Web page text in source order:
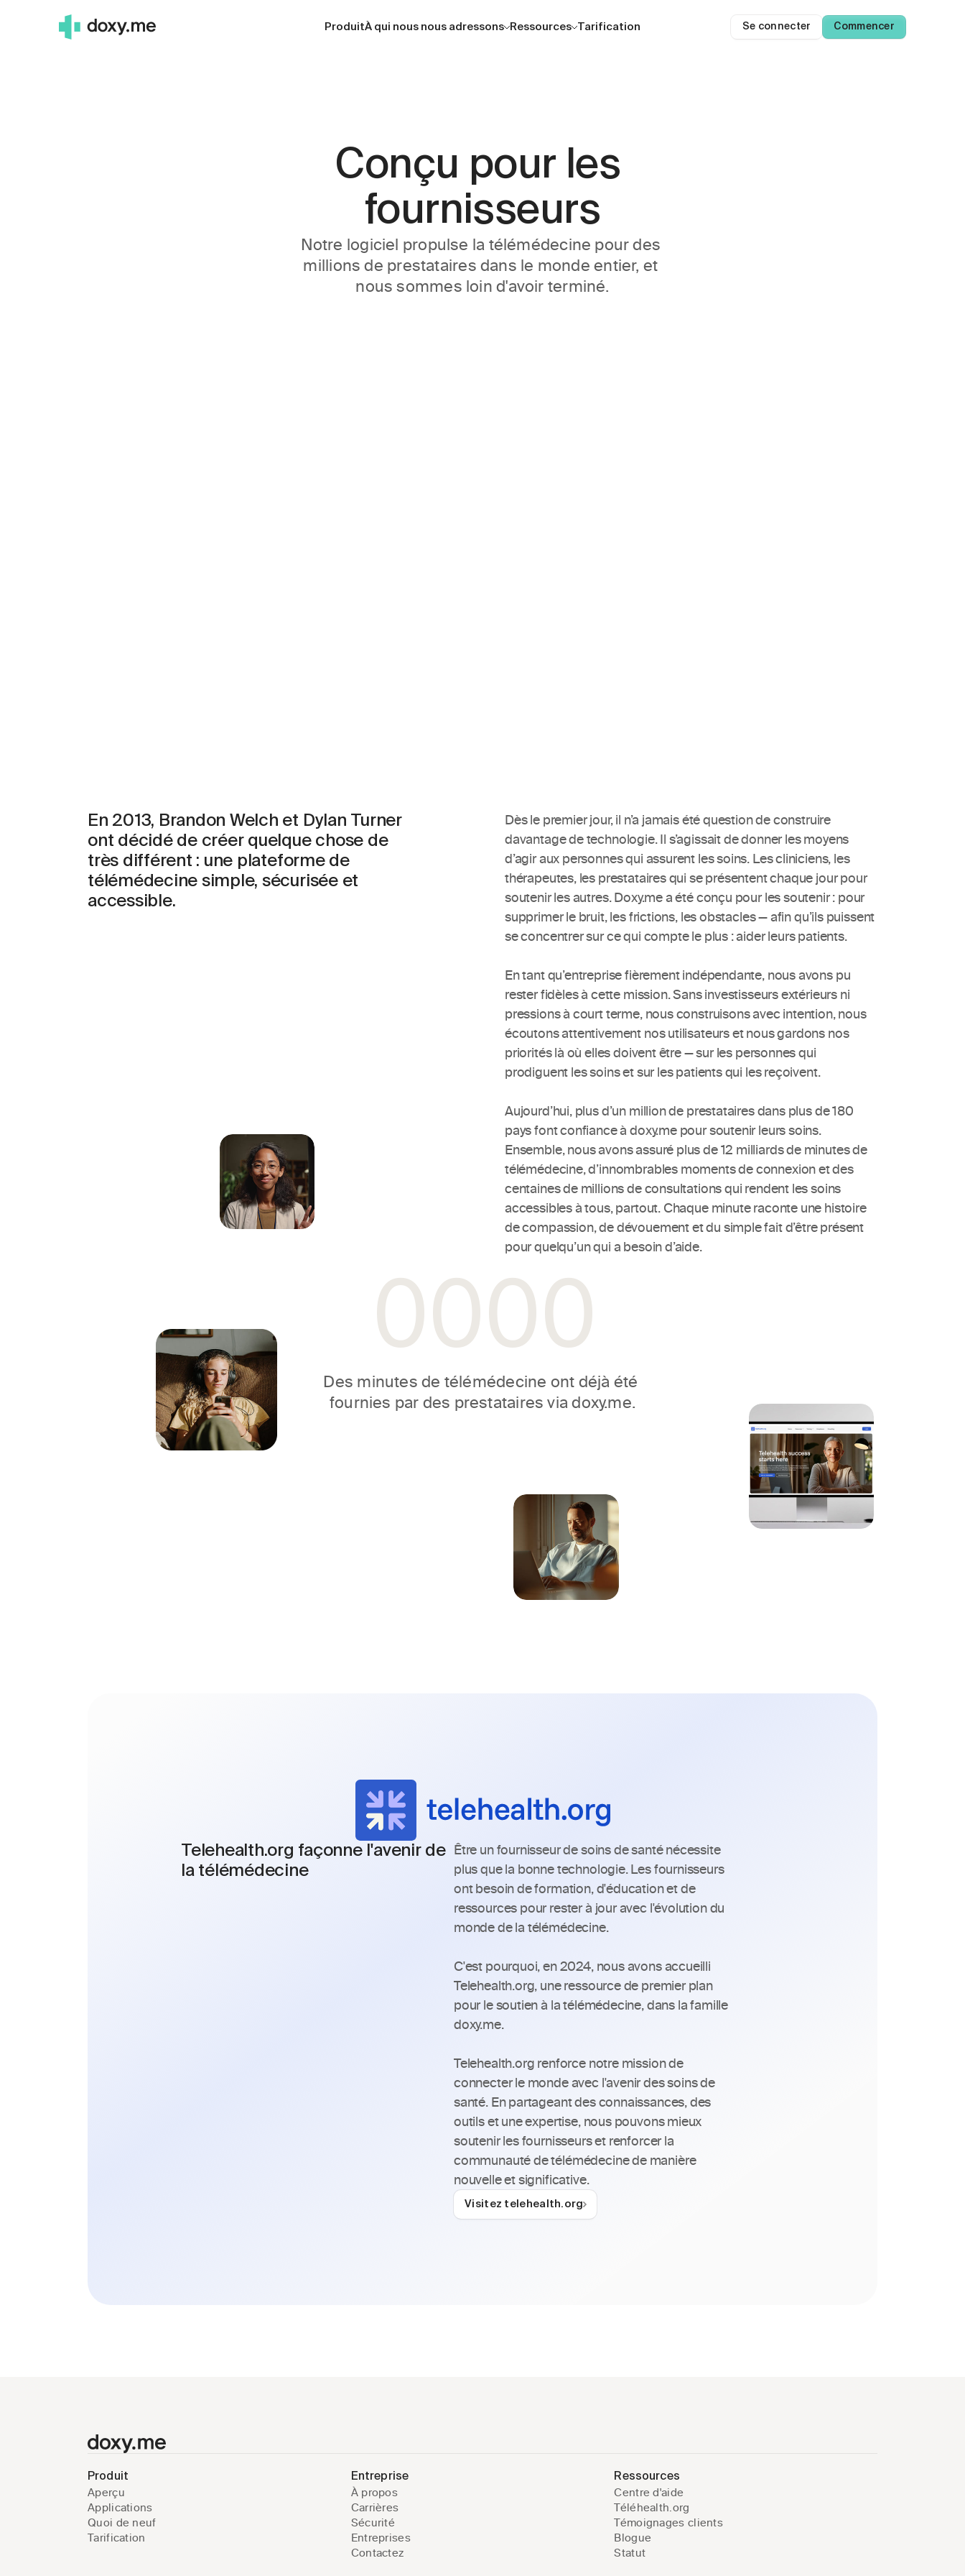
ProduitÀ qui nous nous adressons Ressources Tarification Se connecter Commencer
Conçu pour les
fournisseurs
Notre logiciel propulse la télémédecine pour des
millions de prestataires dans le monde entier, et
nous sommes loin d'avoir terminé.
En 2013, Brandon Welch et Dylan Turner
ont décidé de créer quelque chose de
très différent : une plateforme de
télémédecine simple, sécurisée et
accessible.
Dès le premier jour, il n’a jamais été question de construire
davantage de technologie. Il s’agissait de donner les moyens
d’agir aux personnes qui assurent les soins. Les cliniciens, les
thérapeutes, les prestataires qui se présentent chaque jour pour
soutenir les autres. Doxy.me a été conçu pour les soutenir : pour
supprimer le bruit, les frictions, les obstacles — afin qu’ils puissent
se concentrer sur ce qui compte le plus : aider leurs patients.
En tant qu’entreprise fièrement indépendante, nous avons pu
rester fidèles à cette mission. Sans investisseurs extérieurs ni
pressions à court terme, nous construisons avec intention, nous
écoutons attentivement nos utilisateurs et nous gardons nos
priorités là où elles doivent être — sur les personnes qui
prodiguent les soins et sur les patients qui les reçoivent.
Aujourd’hui, plus d’un million de prestataires dans plus de 180
pays font confiance à doxy.me pour soutenir leurs soins.
Ensemble, nous avons assuré plus de 12 milliards de minutes de
télémédecine, d’innombrables moments de connexion et des
centaines de millions de consultations qui rendent les soins
accessibles à tous, partout. Chaque minute raconte une histoire
de compassion, de dévouement et du simple fait d’être présent
pour quelqu’un qui a besoin d’aide.
0000
Des minutes de télémédecine ont déjà été
fournies par des prestataires via doxy.me.
Telehealth.org façonne l'avenir de
la télémédecine
Être un fournisseur de soins de santé nécessite
plus que la bonne technologie. Les fournisseurs
ont besoin de formation, d'éducation et de
ressources pour rester à jour avec l'évolution du
monde de la télémédecine.
C'est pourquoi, en 2024, nous avons accueilli
Telehealth.org, une ressource de premier plan
pour le soutien à la télémédecine, dans la famille
doxy.me.
Telehealth.org renforce notre mission de
connecter le monde avec l'avenir des soins de
santé. En partageant des connaissances, des
outils et une expertise, nous pouvons mieux
soutenir les fournisseurs et renforcer la
communauté de télémédecine de manière
nouvelle et significative.
Visitez telehealth.org
Produit
Aperçu
Applications
Quoi de neuf
Tarification
Entreprise
À propos
Carrières
Sécurité
Entreprises
Contactez
Ressources
Centre d'aide
Téléhealth.org
Témoignages clients
Blogue
Statut